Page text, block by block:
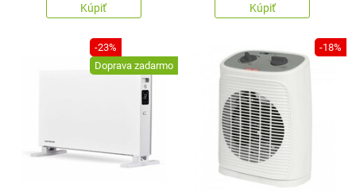
Kúpiť Kúpiť
-23%
Doprava zadarmo
-18%